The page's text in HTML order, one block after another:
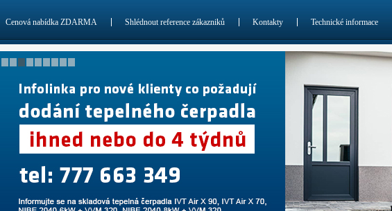
Cenová nabídka ZDARMA Shlédnout reference zákazniků Kontakty Technické informace